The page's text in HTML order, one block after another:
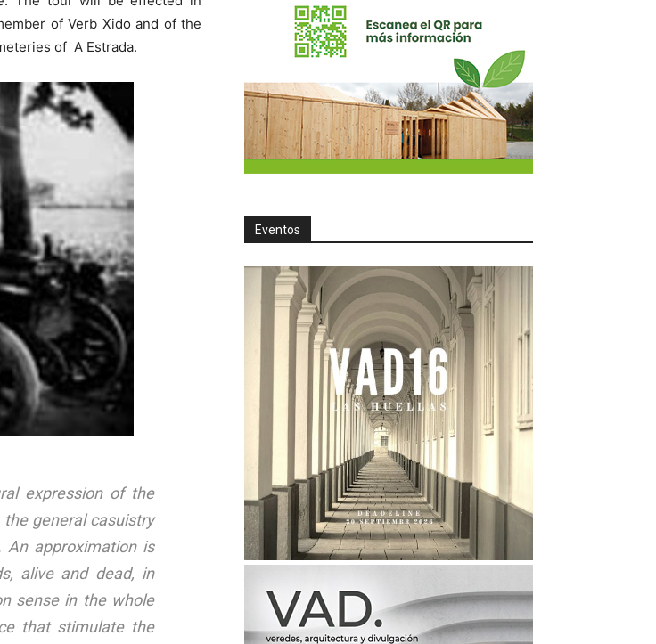
of Verb Xido and of the
of A Estrada.
expression of the
general casuistry
approximation is
alive and dead, in
sense in the whole
that stimulate the
Eventos